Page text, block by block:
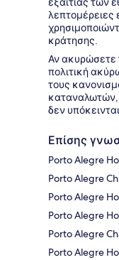
λεπτομέρειες
κράτησης.
Αν ακυρώσετε
πολιτική
τους
καταναλωτών,
δεν
Επίσης
Porto Alegre
Porto Alegre
Porto Alegre
Porto Alegre
Porto Alegre
Porto Alegre